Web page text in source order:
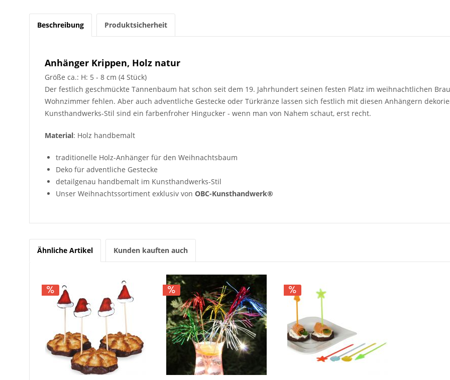
Beschreibung Produktsicherheit
Anhänger Krippen, Holz natur
Größe ca.: H: 5 - 8 cm (4 Stück)
Der festlich geschmückte Tannenbaum hat schon seit dem 19. Jahrhundert seinen festen Platz im weihnachtlichen
Wohnzimmer fehlen. Aber auch adventliche Gestecke oder Türkränze lassen sich festlich mit diesen Anhängern
Kunsthandwerks-Stil sind ein farbenfroher Hingucker - wenn man von Nahem schaut, erst recht.
Material: Holz handbemalt
traditionelle Holz-Anhänger für den Weihnachtsbaum
Deko für adventliche Gestecke
detailgenau handbemalt im Kunsthandwerks-Stil
Unser Weihnachtssortiment exklusiv von OBC-Kunsthandwerk®
Ähnliche Artikel Kunden kauften auch